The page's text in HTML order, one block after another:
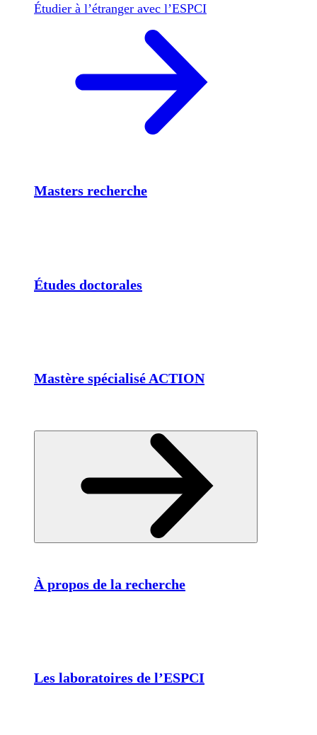
Étudier à l’étranger avec l’ESPCI
Masters recherche
Études doctorales
Mastère spécialisé ACTION
À propos de la recherche
Les laboratoires de l’ESPCI